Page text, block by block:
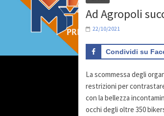
Ad Agropoli
22/10/2021
Condividi su
La scommessa degli
restrizioni per
con la bellezza
occhi degli oltre 350